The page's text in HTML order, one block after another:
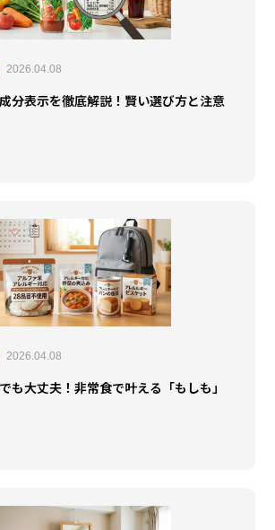
2026.04.08
分表示を徹底解説！賢い選び方と注意
2026.04.08
も大丈夫！非常食で叶える「もしも」